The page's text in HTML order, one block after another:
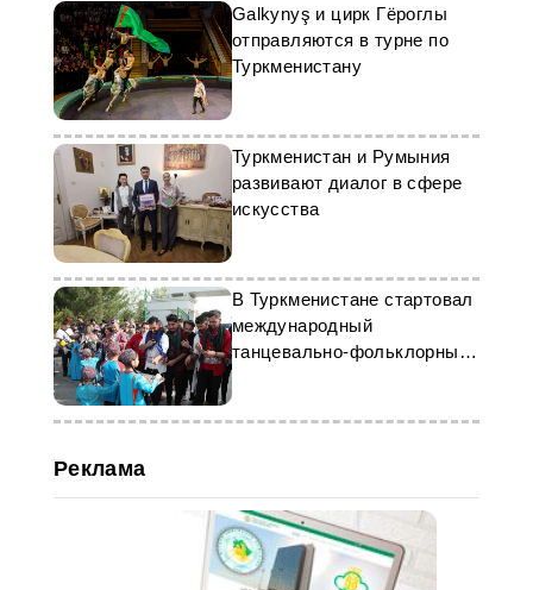
Galkynyş и цирк Гёроглы
отправляются в турне по
Туркменистану
Туркменистан и Румыния
развивают диалог в сфере
искусства
В Туркменистане стартовал
международный
танцевально-фольклорный
фестиваль
Реклама